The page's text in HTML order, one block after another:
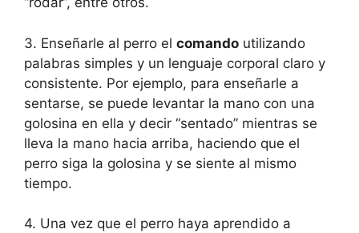
3. Enseñarle al perro el comando utilizando
palabras simples y un lenguaje corporal claro y
consistente. Por ejemplo, para enseñarle a
sentarse, se puede levantar la mano con una
golosina en ella y decir “sentado” mientras se
lleva la mano hacia arriba, haciendo que el
perro siga la golosina y se siente al mismo
tiempo.
4. Una vez que el perro haya aprendido a